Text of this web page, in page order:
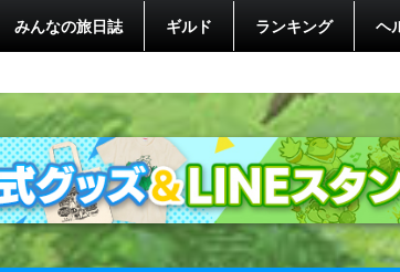
みんなの旅日誌 ギルド ランキング ヘ